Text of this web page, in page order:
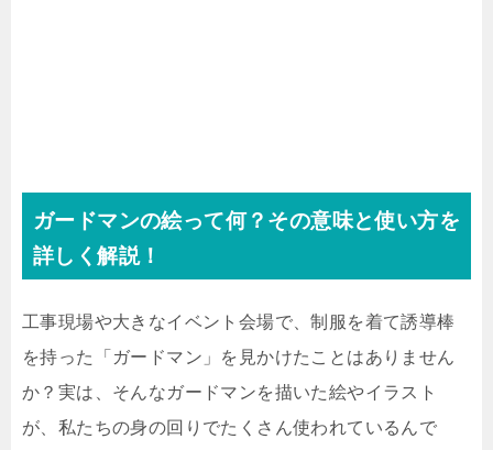
ガードマンの絵って何？その意味と使い方を
詳しく解説！
工事現場や大きなイベント会場で、制服を着て誘導棒
を持った「ガードマン」を見かけたことはありません
か？実は、そんなガードマンを描いた絵やイラスト
が、私たちの身の回りでたくさん使われているんで